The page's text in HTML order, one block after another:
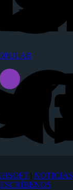
| NOTICIAS
ESCRÍBENOS